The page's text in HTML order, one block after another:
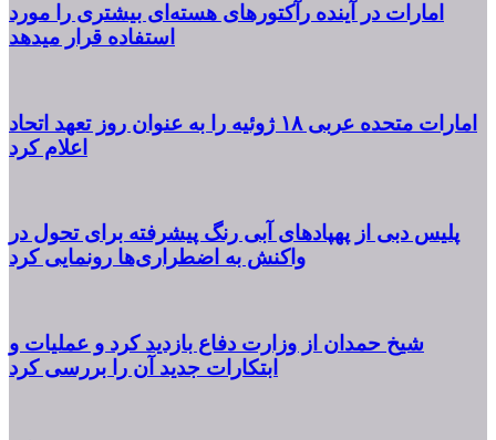
امارات در آینده رآکتورهای هسته‌ای بیشتری را مورد
استفاده قرار میدهد
امارات متحده عربی ۱۸ ژوئیه را به عنوان روز تعهد اتحاد
اعلام کرد
پلیس دبی از پهپادهای آبی رنگ پیشرفته برای تحول در
واکنش به اضطراری‌ها رونمایی کرد
شیخ حمدان از وزارت دفاع بازدید کرد و عملیات و
ابتکارات جدید آن را بررسی کرد